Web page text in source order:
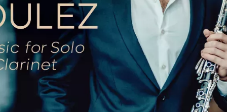
Mikrofony velmi dobře zachycují
rezonanční deska klavíru.
českého klarinetisty klade nahrávka
jež by se u Bouleze mohla zdát
, jejíž četné fermaty jsou opatřeny